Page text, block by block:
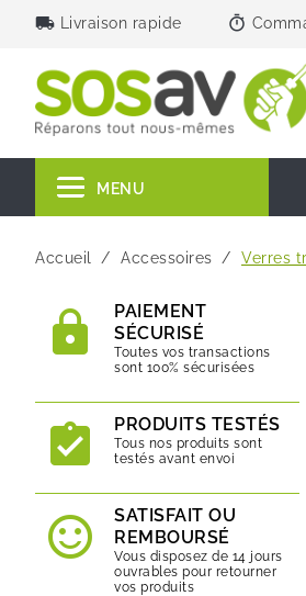
local_shipping Livraison rapide timer
MENU
Accueil Accessoires Verres
PAIEMENT
SÉCURISÉ
Toutes vos transactions
sont 100% sécurisées
PRODUITS TESTÉS
Tous nos produits sont
testés avant envoi
SATISFAIT OU
REMBOURSÉ
Vous disposez de 14 jours
ouvrables pour retourner
vos produits